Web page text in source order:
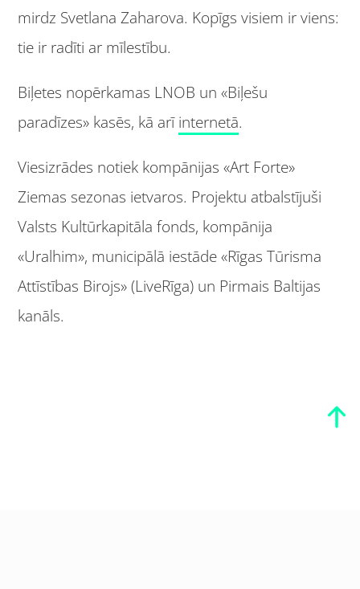
mirdz Svetlana Zaharova. Kopīgs visiem ir viens:
tie ir radīti ar mīlestību.
Biļetes nopērkamas LNOB un «Biļešu
paradīzes» kasēs, kā arīinternetā.
Viesizrādes notiek kompānijas «Art Forte»
Ziemas sezonas ietvaros. Projektu atbalstījuši
Valsts Kultūrkapitāla fonds, kompānija
«Uralhim», municipālā iestāde «Rīgas Tūrisma
Attīstības Birojs» (LiveRīga) un Pirmais Baltijas
kanāls.